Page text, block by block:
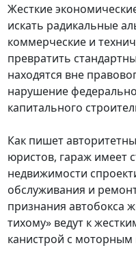
Жесткие
искать радикальные
коммерческие и
превратить
находятся вне
нарушение
капитального
Как пишет
юристов, гараж имеет
недвижимости
обслуживания и
признания автобокса
тихому» ведут к
канистрой с